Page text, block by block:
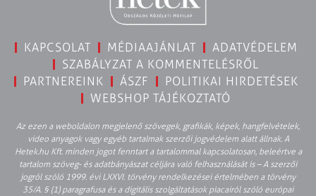
KAPCSOLAT MÉDIAAJÁNLAT
ADATVÉDELEM
SZABÁLYZAT A KOMMENTELÉSRŐL
PARTNEREINK
ÁSZF
POLITIKAI HIRDETÉSEK
WEBSHOP TÁJÉKOZTATÓ
Az ezen a weboldalon megjelenő szövegek, grafikák, képek, hangfelvételek,
video anyagok vagy egyéb tartalmak szerzői jogvédelem alatt állnak. A
Hetek.hu Kft. minden jogot fenntart a tartalommal kapcsolatosan, beleértve a
tartalom szöveg- és adatbányászat céljára való felhasználását is – A szerzői
jogról szóló 1999. évi LXXVI. törvény rendelkezései értelmében a törvény
35/A. § (1) paragrafusa és a digitális szolgáltatások piacairól szóló európai